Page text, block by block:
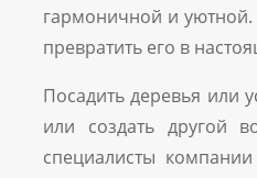
гармоничной и уютной.
превратить его в
Посадить деревья или
или создать другой
специалисты